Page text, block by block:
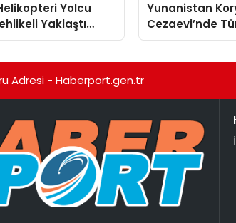
Yolcu
Yaklaştı
Kontrolüyle
Yunanistan
Cezaevi’nde
İsyanı: 3 Ölü 20
Adresi - Haberport.gen.tr